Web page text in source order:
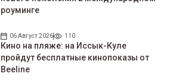
роуминге
06 Август 2026 110
Кино на пляже: на Иссык-Куле
пройдут беcплатные кинопоказы от
Beeline